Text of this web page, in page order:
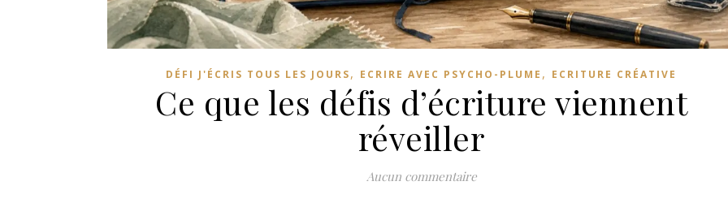
DÉFI J'ÉCRIS TOUS LES JOURS, ECRIRE AVEC PSYCHO-PLUME , ECRITURE CRÉATIVE
Ce que les défis d’écriture viennent
réveiller
Aucun commentaire